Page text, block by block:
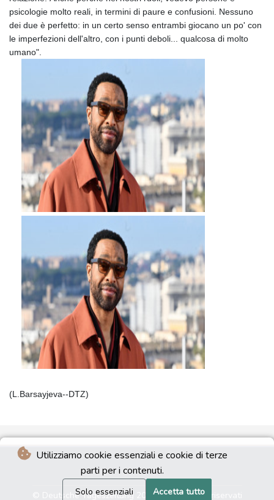
Utilizziamo cookie essenziali e cookie di terze
parti per i contenuti.
Solo essenziali Accetta tutto
psicologie molto reali, in termini di paure e confusioni. Nessuno
dei due è perfetto: in un certo senso entrambi giocano un po' con
le imperfezioni dell'altro, con i punti deboli... qualcosa di molto
umano".
(L.Barsayjeva--DTZ)
© Deutsche Tageszeitung 2026 - Tutti i diritti riservati